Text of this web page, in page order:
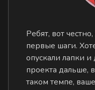
Ребят, вот
первые шаги.
опускали лапки
проекта дальше,
таком темпе,